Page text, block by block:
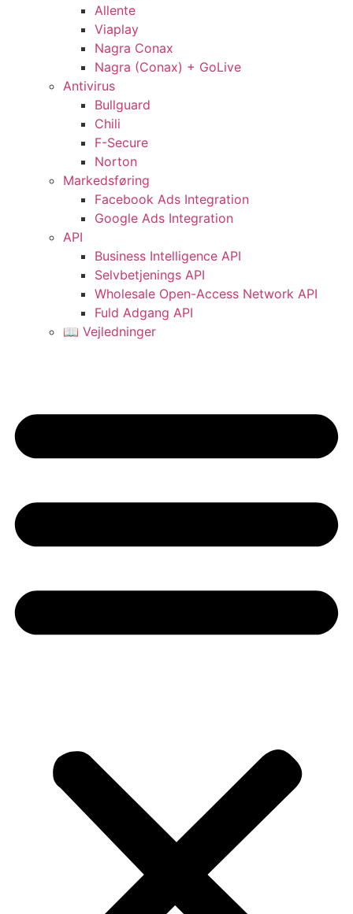
Allente
Viaplay
Nagra Conax
Nagra (Conax) + GoLive
Antivirus
Bullguard
Chili
F-Secure
Norton
Markedsføring
Facebook Ads Integration
Google Ads Integration
API
Business Intelligence API
Selvbetjenings API
Wholesale Open-Access Network API
Fuld Adgang API
📖 Vejledninger